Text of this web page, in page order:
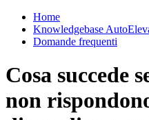
Home
Knowledgebase
Domande frequenti
Cosa succede
non